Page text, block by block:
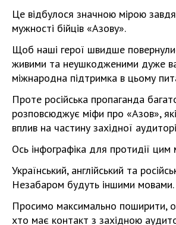
Це відбулося значною мірою
мужності бійців «Азову».
Щоб наші герої швидше
живими та неушкодженими дуже
міжнародна підтримка в цьому
Проте російська пропаганда
розповсюджує міфи про «Азов»,
вплив на частину західної
Ось інфографіка для протидії цим
Український, англійський та
Незабаром будуть іншими мовами.
Просимо максимально поширити,
хто має контакт з західною